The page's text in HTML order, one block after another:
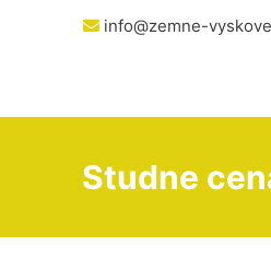
info@zemne-
Studne